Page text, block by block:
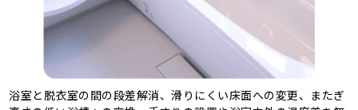
浴室と脱衣室の間の段差解消、滑りにくい床面への変更、またぎ